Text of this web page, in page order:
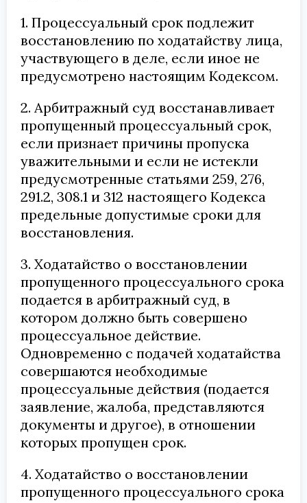
1. Процессуальный срок подлежит
восстановлению по ходатайству лица,
участвующего в деле, если иное не
предусмотрено настоящим Кодексом.
2. Арбитражный суд восстанавливает
пропущенный процессуальный срок,
если признает причины пропуска
уважительными и если не истекли
предусмотренные статьями 259, 276,
291.2, 308.1 и 312 настоящего Кодекса
предельные допустимые сроки для
восстановления.
3. Ходатайство о восстановлении
пропущенного процессуального срока
подается в арбитражный суд, в
котором должно быть совершено
процессуальное действие.
Одновременно с подачей ходатайства
совершаются необходимые
процессуальные действия (подается
заявление, жалоба, представляются
документы и другое), в отношении
которых пропущен срок.
4. Ходатайство о восстановлении
пропущенного процессуального срока